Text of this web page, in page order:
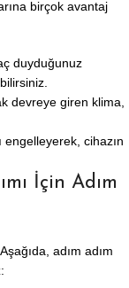
birçok avantaj
duyduğunuz
devreye giren klima,
engelleyerek, cihazın
İçin Adım
adım adım